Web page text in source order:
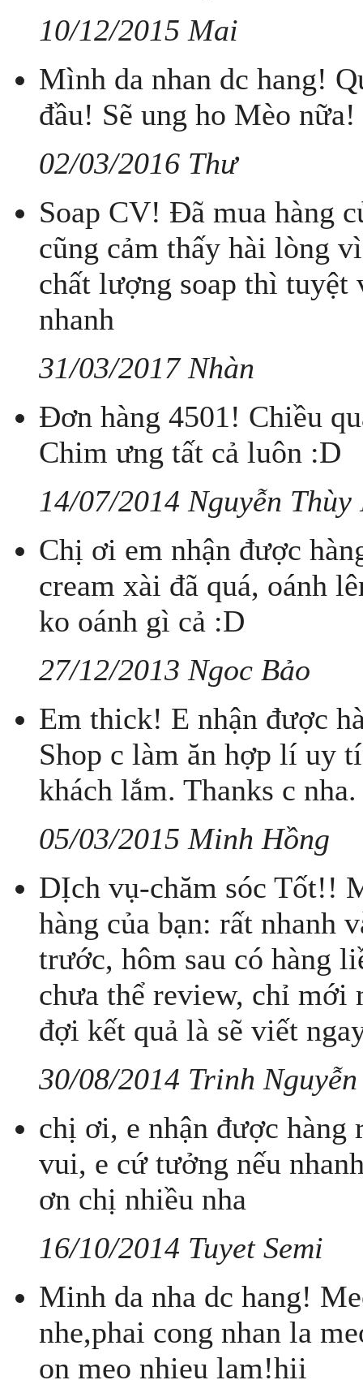
10/12/2015 Mai
Mình da nhan dc hang!
đầu! Sẽ ung ho Mèo
02/03/2016 Thư
Soap CV! Đã mua hàng
cũng cảm thấy hài lòng
chất lượng soap thì tuyệt
nhanh
31/03/2017 Nhàn
Đơn hàng 4501! Chiều
Chim ưng tất cả luôn :D
14/07/2014 Nguyễn Thùy
Chị ơi em nhận được
cream xài đã quá, oánh
ko oánh gì cả :D
27/12/2013 Ngoc Bảo
Em thick! E nhận được
Shop c làm ăn hợp lí uy
khách lắm. Thanks c nha.
05/03/2015 Minh Hồng
DỊch vụ-chăm sóc Tốt!!
hàng của bạn: rất nhanh
trước, hôm sau có hàng
chưa thể review, chỉ mới
đợi kết quả là sẽ viết
30/08/2014 Trinh Nguyễn
chị ơi, e nhận được
vui, e cứ tưởng nếu
ơn chị nhiều nha
16/10/2014 Tuyet Semi
Minh da nha dc hang!
nhe,phai cong nhan la
on meo nhieu lam!hii